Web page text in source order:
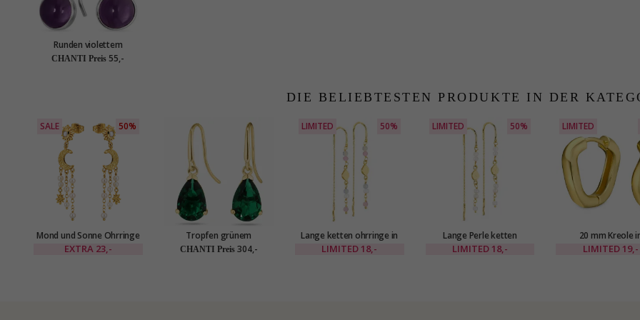
Runden violettem
Bergkristall Ohrringe in
CHANTI Preis 55,-
DIE BELIEBTESTEN PRODUKTE IN DER
SALE 50%
Mond und Sonne Ohrringe
in vergoldetes Messing -
EXTRA 23,-
Tropfen grünem
Goldohrringe in 14 Karat
CHANTI Preis 304,-
LIMITED 50%
Lange ketten ohrringe in
vergoldetes Messing - Eliné
LIMITED 18,-
LIMITED 50%
Lange Perle ketten
ohrringe in vergoldetes
LIMITED 18,-
LIMITED
20 mm Kreole
vergoldetes Messing
LIMITED 19,-